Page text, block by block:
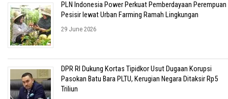
PLN Indonesia Power Perkuat Pemberdayaan Perempuan
Pesisir lewat Urban Farming Ramah Lingkungan
29 June 2026
DPR RI Dukung Kortas Tipidkor Usut Dugaan Korupsi
Pasokan Batu Bara PLTU, Kerugian Negara Ditaksir Rp5
Triliun